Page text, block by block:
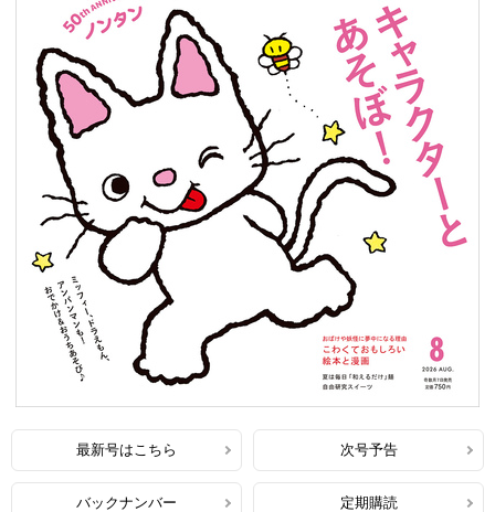
最新号はこちら 次号予告
バックナンバー 定期購読